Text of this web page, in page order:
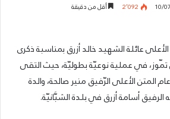
10/ 2٬092 أقل من دقيقة
عائلة الشهيد خالد أزرق بمناسبة ذكرى
في عملية نوعيّة بطوليّة، حيث التقى
المتن الأعلى الرّفيق منير صالحة، والدة
أسامة أزرق في بلدة الشبَّانيّة.